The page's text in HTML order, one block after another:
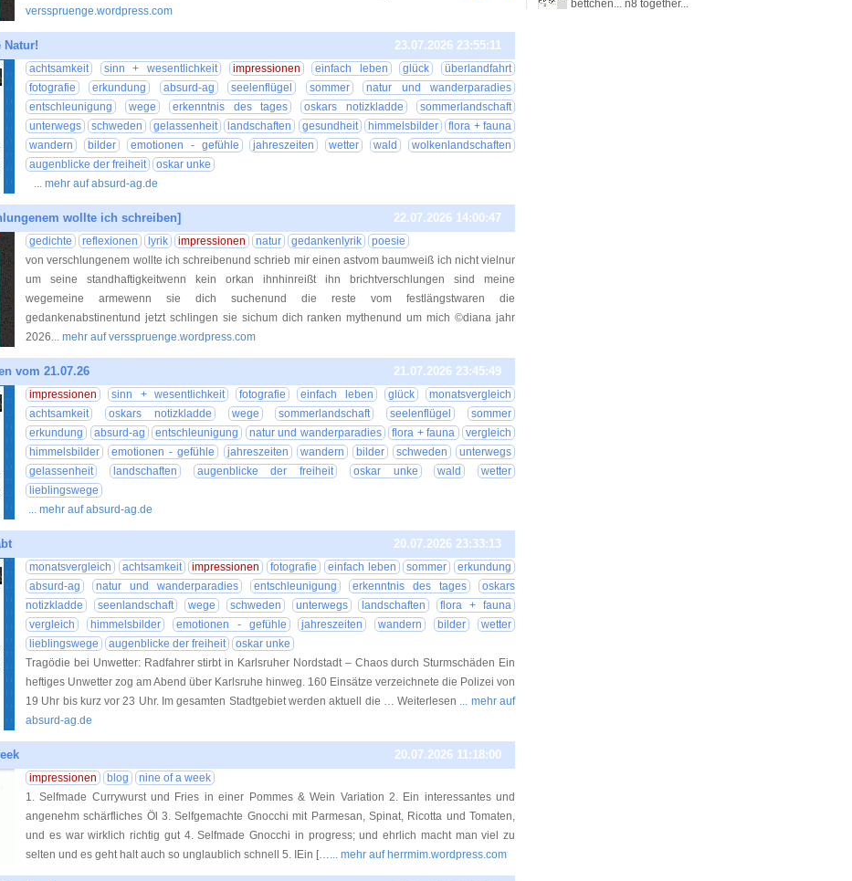
versspruenge.wordpress.com
Natur! 23.07.2026 23:55:11
achtsamkeit sinn + wesentlichkeit impressionen einfach leben glück
überlandfahrt
fotografie
erkundung absurd-ag seelenflügel sommer
natur und wanderparadies
entschleunigung
wege erkenntnis des tages oskars notizkladde
sommerlandschaft
unterwegs
schweden gelassenheit landschaften gesundheit himmelsbilder
flora + fauna
wandern
bilder emotionen - gefühle jahreszeiten wetter wald
wolkenlandschaften
augenblicke der freiheit
oskar unke
... mehr auf absurd-ag.de
wollte ich schreiben] 22.07.2026 14:00:47
gedichte reflexionen lyrik impressionen natur gedankenlyrik
poesie
von verschlungenem wollte ich schreibenund schrieb mir einen astvom baumweiß ich nicht vielnur
um seine standhaftigkeitwenn kein orkan ihnhinreißt ihn brichtverschlungen sind meine
wegemeine armewenn sie dich suchenund die reste vom festlängstwaren die
gedankenabstinentund jetzt schlingen sie sichum dich ranken mythenund um mich ©diana jahr
2026... mehr auf versspruenge.wordpress.com
vom 21.07.26 21.07.2026 23:45:49
impressionen sinn + wesentlichkeit fotografie einfach leben glück
monatsvergleich
achtsamkeit
oskars notizkladde wege sommerlandschaft seelenflügel
sommer
erkundung
absurd-ag entschleunigung natur und wanderparadies flora + fauna
vergleich
himmelsbilder
emotionen - gefühle jahreszeiten wandern bilder schweden
unterwegs
gelassenheit
landschaften augenblicke der freiheit oskar unke wald
wetter
lieblingswege
... mehr auf absurd-ag.de
20.07.2026 23:33:13
monatsvergleich achtsamkeit impressionen fotografie einfach leben sommer
erkundung
absurd-ag
natur und wanderparadies entschleunigung erkenntnis des tages
oskars
notizkladde
seenlandschaft wege schweden unterwegs landschaften
flora + fauna
vergleich
himmelsbilder emotionen - gefühle jahreszeiten wandern bilder
wetter
lieblingswege
augenblicke der freiheit
oskar unke
Tragödie bei Unwetter: Radfahrer stirbt in Karlsruher Nordstadt – Chaos durch Sturmschäden Ein
heftiges Unwetter zog am Abend über Karlsruhe hinweg. 160 Einsätze verzeichnete die Polizei von
19 Uhr bis kurz vor 23 Uhr. Im gesamten Stadtgebiet werden aktuell die … Weiterlesen ... mehr auf
absurd-ag.de
20.07.2026 11:18:00
impressionen blog
nine of a week
1. Selfmade Currywurst und Fries in einer Pommes & Wein Variation 2. Ein interessantes und
angenehm schärfliches Öl 3. Selfgemachte Gnocchi mit Parmesan, Spinat, Ricotta und Tomaten,
und es war wirklich richtig gut 4. Selfmade Gnocchi in progress; und ehrlich macht man viel zu
selten und es geht halt auch so unglaublich schnell 5. IEin […... mehr auf herrmim.wordpress.com
bettchen... n8 together...